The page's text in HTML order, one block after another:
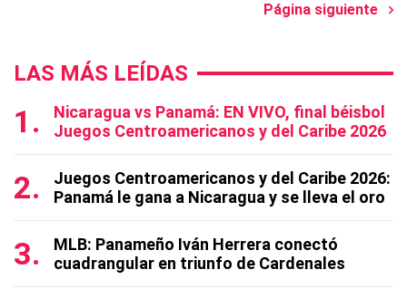
Página siguiente
LAS MÁS LEÍDAS
Nicaragua vs Panamá: EN VIVO, final béisbol
Juegos Centroamericanos y del Caribe 2026
Juegos Centroamericanos y del Caribe 2026:
Panamá le gana a Nicaragua y se lleva el oro
MLB: Panameño Iván Herrera conectó
cuadrangular en triunfo de Cardenales